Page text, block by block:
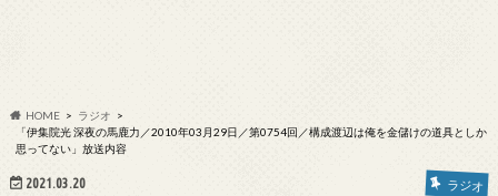
HOME
ラジオ
「伊集院光 深夜の馬鹿力／2010年03月29日／第0754回／構成渡辺は俺を金儲けの道具としか
思ってない」放送内容
2021.03.20 ラジオ